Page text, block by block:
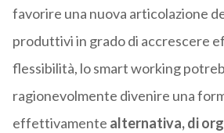
favorire una nuova articolazione
produttivi in grado di accrescere
flessibilità, lo smart working
ragionevolmente divenire una
effettivamente alternativa, di